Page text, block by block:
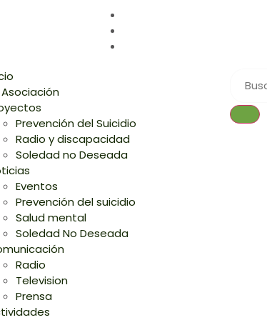
Asociación
Prevención del Suicidio
Radio y discapacidad
Soledad no Deseada
Eventos
Prevención del suicidio
Salud mental
Soledad No Deseada
Radio
Television
Prensa